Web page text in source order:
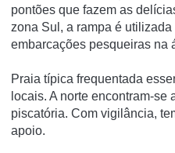
pontões que fazem as
zona Sul, a rampa é
embarcações pesqueiras na
Praia típica frequentada
locais. A norte encontram-
piscatória. Com vigilância,
apoio.